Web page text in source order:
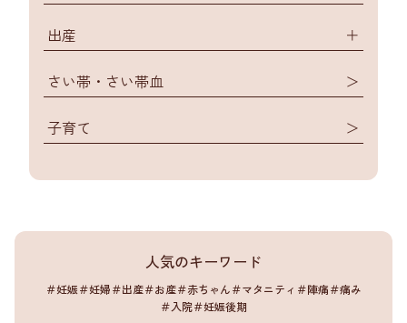
出産 ＋
さい帯・さい帯血 ＞
子育て ＞
人気のキーワード
＃妊娠＃妊婦＃出産＃お産＃赤ちゃん＃マタニティ ＃陣痛＃痛み
＃入院＃妊娠後期